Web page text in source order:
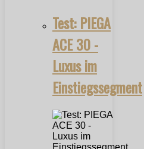
Test: PIEGA
ACE 30 -
Luxus im
Einstiegssegment